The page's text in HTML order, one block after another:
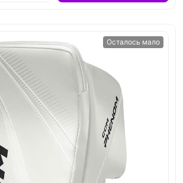
Осталось мало